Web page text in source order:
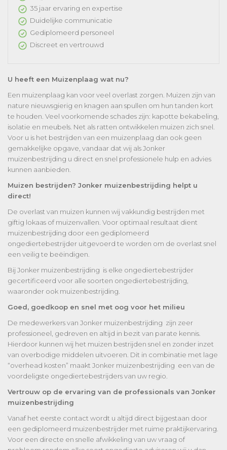
35 jaar ervaring en expertise
Duidelijke communicatie
Gediplomeerd personeel
Discreet en vertrouwd
U heeft een Muizenplaag wat nu?
Een muizenplaag kan voor veel overlast zorgen. Muizen zijn van
nature nieuwsgierig en knagen aan spullen om hun tanden kort
te houden. Veel voorkomende schades zijn: kapotte bekabeling,
isolatie en meubels. Net als ratten ontwikkelen muizen zich snel.
Voor u is het bestrijden van een muizenplaag dan ook geen
gemakkelijke opgave, vandaar dat wij als Jonker
muizenbestrijding u direct en snel professionele hulp en advies
kunnen aanbieden.
Muizen bestrijden? Jonker muizenbestrijding helpt u
direct!
De overlast van muizen kunnen wij vakkundig bestrijden met
giftig lokaas of muizenvallen. Voor optimaal resultaat dient
muizenbestrijding door een gediplomeerd
ongediertebestrijder uitgevoerd te worden om de overlast snel
een veilig te beëindigen.
Bij Jonker muizenbestrijding is elke ongediertebestrijder
gecertificeerd voor alle soorten ongediertebestrijding,
waaronder ook muizenbestrijding.
Goed, goedkoop en snel met oog voor het milieu
De medewerkers van Jonker muizenbestrijding zijn zeer
professioneel, gedreven en altijd in bezit van parate kennis.
Hierdoor kunnen wij het muizen bestrijden snel en zonder inzet
van overbodige middelen uitvoeren. Dit in combinatie met lage
“overhead kosten” maakt Jonker muizenbestrijding een van de
voordeligste ongediertebestrijders van uw regio.
Vertrouw op de ervaring van de professionals van Jonker
muizenbestrijding
Vanaf het eerste contact wordt u altijd direct bijgestaan door
een gediplomeerd muizenbestrijder met ruime praktijkervaring.
Voor een directe en snelle afwikkeling van uw vraag of